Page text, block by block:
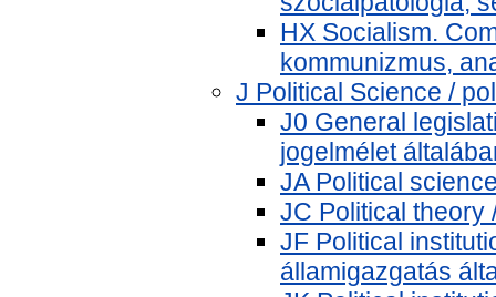
HX Socialism.
kommunizmus,
J Political Science /
J0 General
jogelmélet
JA Political
JC Political theory
JF Political
államigazgatás